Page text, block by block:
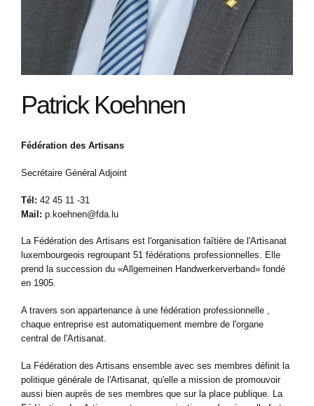
Patrick Koehnen
Fédération des Artisans
Secrétaire Général Adjoint
Tél: 42 45 11 -31
Mail: p.koehnen@fda.lu
La Fédération des Artisans est l'organisation faîtière de l'Artisanat
luxembourgeois regroupant 51 fédérations professionnelles. Elle
prend la succession du «Allgemeinen Handwerkerverband» fondé
en 1905.
A travers son appartenance à une fédération professionnelle ,
chaque entreprise est automatiquement membre de l'organe
central de l'Artisanat.
La Fédération des Artisans ensemble avec ses membres définit la
politique générale de l'Artisanat, qu'elle a mission de promouvoir
aussi bien auprès de ses membres que sur la place publique. La